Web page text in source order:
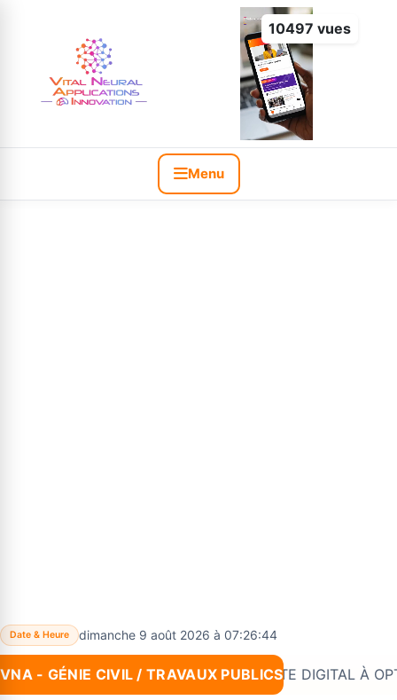
10497 vues
Menu
Date & Heure dimanche 9 août 2026 à 07:26:44
VNA - GÉNIE CIVIL / TRAVAUX PUBLICS
Nouveau :*#VNA INNOVATION: SITE DIGITAL À